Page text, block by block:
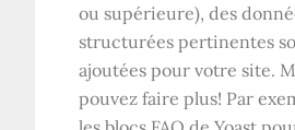
ou supérieure), des
structurées pertinentes
ajoutées pour votre site.
pouvez faire plus! Par